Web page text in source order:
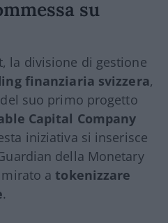
su
la divisione di gestione
finanziaria svizzera,
del suo primo progetto
Capital Company
iniziativa si inserisce
della Monetary
mirato atokenizzare
.